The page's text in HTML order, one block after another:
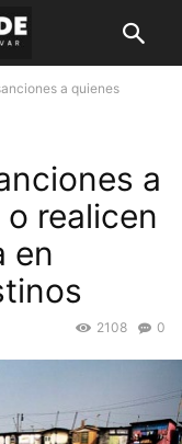
a quienes
a
realicen
en
0
2108